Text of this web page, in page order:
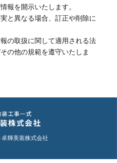
報を開示いたします。
と異なる場合、訂正や削除に
の取扱に関して適用される法
の他の規範を遵守いたしま
卓輝美装株式会社